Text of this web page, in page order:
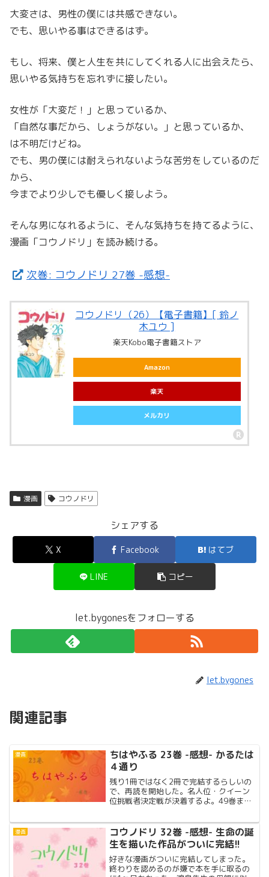
大変さは、男性の僕には共感できない。
でも、思いやる事はできるはず。
もし、将来、僕と人生を共にしてくれる人に出会えたら、
思いやる気持ちを忘れずに接したい。
女性が「大変だ！」と思っているか、
「自然な事だから、しょうがない。」と思っているか、
は不明だけどね。
でも、男の僕には耐えられないような苦労をしているのだ
から、
今までより少しでも優しく接しよう。
そんな男になれるように、そんな気持ちを持てるように、
漫画「コウノドリ」を読み続ける。
次巻: コウノドリ 27巻 -感想-
コウノドリ（26）【電子書籍】[ 鈴ノ
木ユウ ]
楽天Kobo電子書籍ストア
Amazon
楽天
メルカリ
漫画 コウノドリ
シェアする
X Facebook はてブ
LINE コピー
let.bygonesをフォローする
let.bygones
関連記事
漫画
ちはやふる 23巻 -感想- かるたは
４通り
残り1冊ではなく2冊で完結するらしいの
で、再読を開始した。名人位・クイーン
位挑戦者決定戦が決着するよ。49巻まで
漫画
コウノドリ 32巻 -感想- 生命の誕
生を描いた作品がついに完結!!
好きな漫画がついに完結してしまった。
終わりを認めるのが嫌で本を手に取るの